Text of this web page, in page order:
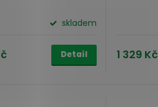
skladem
Detail 1 329 Kč